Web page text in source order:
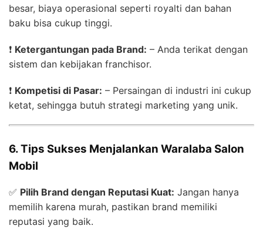
besar, biaya operasional seperti royalti dan bahan
baku bisa cukup tinggi.
❗ Ketergantungan pada Brand: – Anda terikat dengan
sistem dan kebijakan franchisor.
❗ Kompetisi di Pasar: – Persaingan di industri ini cukup
ketat, sehingga butuh strategi marketing yang unik.
6. Tips Sukses Menjalankan Waralaba Salon
Mobil
✅ Pilih Brand dengan Reputasi Kuat: Jangan hanya
memilih karena murah, pastikan brand memiliki
reputasi yang baik.